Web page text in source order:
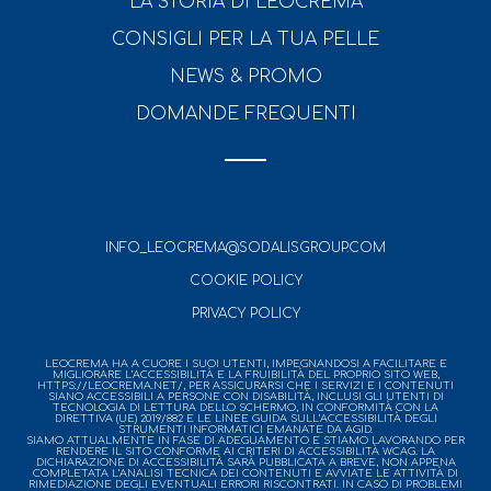
CONSIGLI PER LA TUA PELLE
NEWS & PROMO
DOMANDE FREQUENTI
INFO_LEOCREMA@SODALISGROUP.COM
COOKIE POLICY
PRIVACY POLICY
LEOCREMA HA A CUORE I SUOI UTENTI, IMPEGNANDOSI A FACILITARE E
MIGLIORARE L’ACCESSIBILITÀ E LA FRUIBILITÀ DEL PROPRIO SITO WEB,
HTTPS://LEOCREMA.NET/, PER ASSICURARSI CHE I SERVIZI E I CONTENUTI
SIANO ACCESSIBILI A PERSONE CON DISABILITÀ, INCLUSI GLI UTENTI DI
TECNOLOGIA DI LETTURA DELLO SCHERMO, IN CONFORMITÀ CON LA
DIRETTIVA (UE) 2019/882 E LE LINEE GUIDA SULL’ACCESSIBILITÀ DEGLI
STRUMENTI INFORMATICI EMANATE DA AGID.
SIAMO ATTUALMENTE IN FASE DI ADEGUAMENTO E STIAMO LAVORANDO PER
RENDERE IL SITO CONFORME AI CRITERI DI ACCESSIBILITÀ WCAG. LA
DICHIARAZIONE DI ACCESSIBILITÀ SARÀ PUBBLICATA A BREVE, NON APPENA
COMPLETATA L’ANALISI TECNICA DEI CONTENUTI E AVVIATE LE ATTIVITÀ DI
RIMEDIAZIONE DEGLI EVENTUALI ERRORI RISCONTRATI. IN CASO DI PROBLEMI